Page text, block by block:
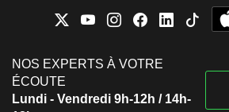
NOS EXPERTS À VOTRE
ÉCOUTE
Lundi - Vendredi 9h-12h / 14h-